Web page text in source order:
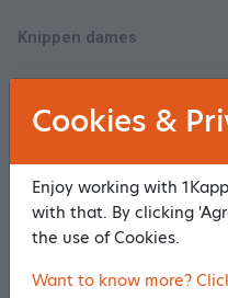
Knippen dames
Kleuren (uitgroei /
Knippen/kleuren en high
High lights lang haar (full
Cookies &
Enjoy working with
with that. By clicking
the use of Cookies.
Want to know more?